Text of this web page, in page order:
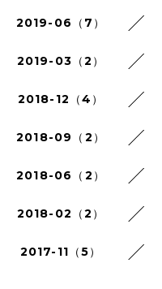
2019-06（7）
2019-03（2）
2018-12（4）
2018-09（2）
2018-06（2）
2018-02（2）
2017-11（5）